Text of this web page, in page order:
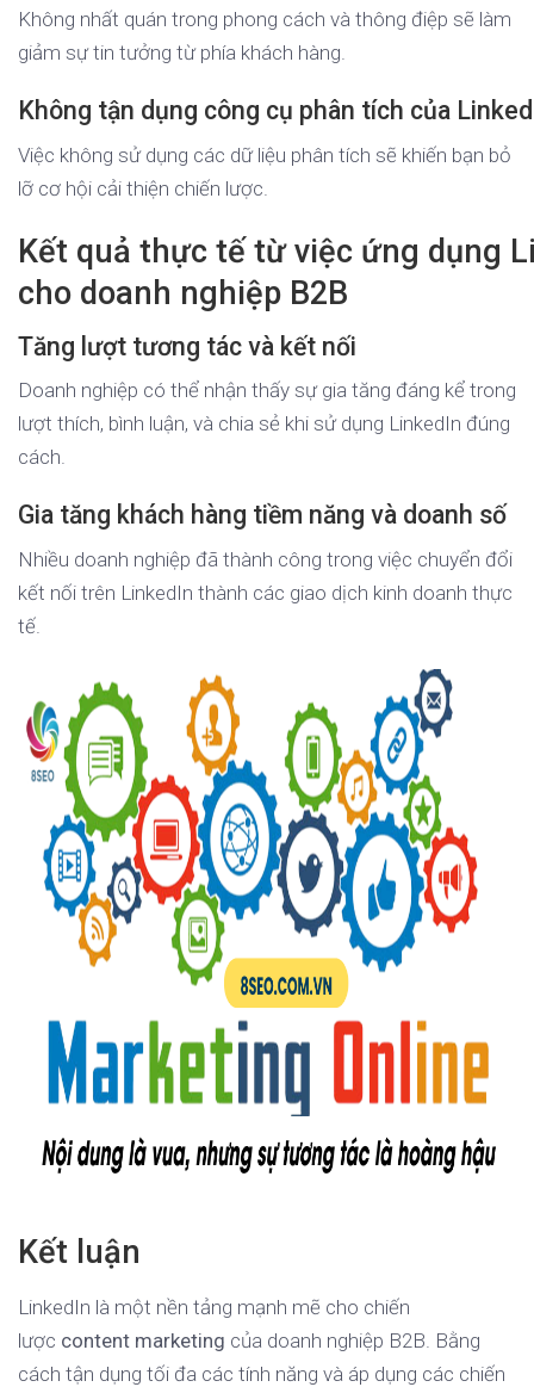
Không nhất quán trong phong cách và thông điệp sẽ làm
giảm sự tin tưởng từ phía khách hàng.
Không tận dụng công cụ phân tích của
Việc không sử dụng các dữ liệu phân tích sẽ khiến bạn bỏ
lỡ cơ hội cải thiện chiến lược.
Kết quả thực tế từ việc ứng dụng
cho doanh nghiệp B2B
Tăng lượt tương tác và kết nối
Doanh nghiệp có thể nhận thấy sự gia tăng đáng kể trong
lượt thích, bình luận, và chia sẻ khi sử dụng LinkedIn đúng
cách.
Gia tăng khách hàng tiềm năng và doanh số
Nhiều doanh nghiệp đã thành công trong việc chuyển đổi
kết nối trên LinkedIn thành các giao dịch kinh doanh thực
tế.
Kết luận
LinkedIn là một nền tảng mạnh mẽ cho chiến
lược content marketing của doanh nghiệp B2B. Bằng
cách tận dụng tối đa các tính năng và áp dụng các chiến